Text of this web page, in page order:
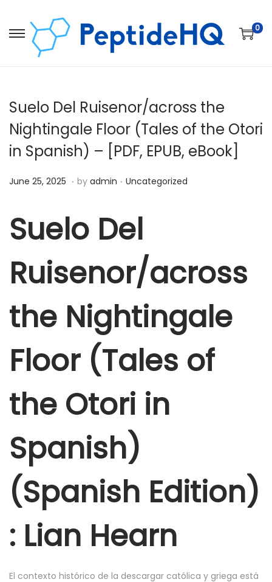
0
Suelo Del Ruisenor/across the
Nightingale Floor (Tales of the Otori
in Spanish) – [PDF, EPUB, eBook]
Posted on
June 25, 2025 D
c
e
b
e
5
2
0
5
. by admin . Posted in
Uncategorized
Suelo Del
Ruisenor/across
the Nightingale
Floor (Tales of
the Otori in
Spanish)
(Spanish Edition)
: Lian Hearn
El contexto histórico de la descargar católica y griega está